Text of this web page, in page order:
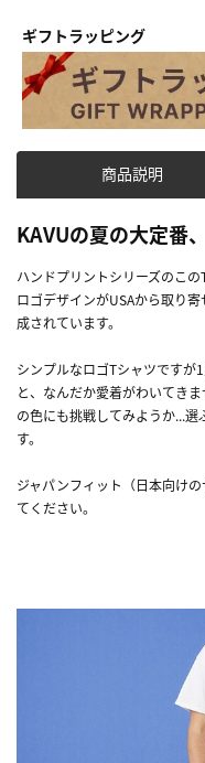
ギフトラッピング
商品説明
KAVUの夏の大定番
ハンドプリントシリーズのこ
ロゴデザインがUSAから取り
成されています。
シンプルなロゴTシャツですが
と、なんだか愛着がわいてき
の色にも挑戦してみようか...
す。
ジャパンフィット（日本向け
てください。